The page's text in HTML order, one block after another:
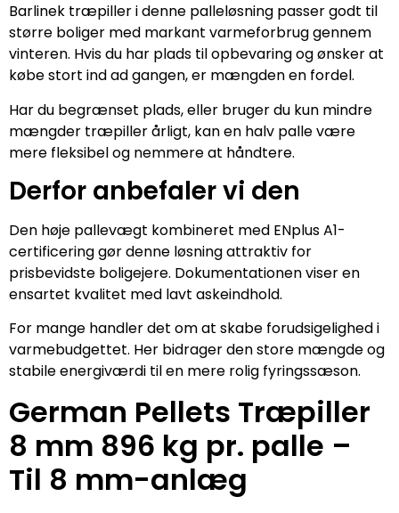
Barlinek træpiller i denne palleløsning passer godt til
større boliger med markant varmeforbrug gennem
vinteren. Hvis du har plads til opbevaring og ønsker at
købe stort ind ad gangen, er mængden en fordel.
Har du begrænset plads, eller bruger du kun mindre
mængder træpiller årligt, kan en halv palle være
mere fleksibel og nemmere at håndtere.
Derfor anbefaler vi den
Den høje pallevægt kombineret med ENplus A1-
certificering gør denne løsning attraktiv for
prisbevidste boligejere. Dokumentationen viser en
ensartet kvalitet med lavt askeindhold.
For mange handler det om at skabe forudsigelighed i
varmebudgettet. Her bidrager den store mængde og
stabile energiværdi til en mere rolig fyringssæson.
German Pellets Træpiller
8 mm 896 kg pr. palle –
Til 8 mm-anlæg